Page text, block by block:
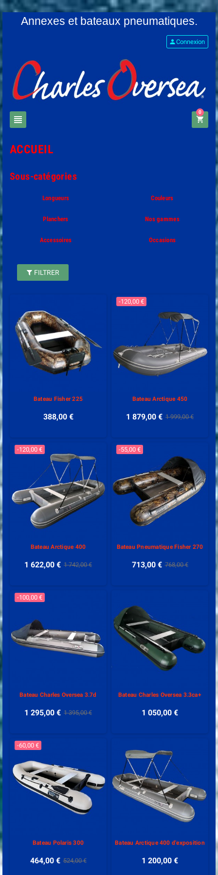
Annexes et bateaux pneumatiques.
view_headline
personConnexion
shopping_cart
0
ACCUEIL
Sous-catégories
Longueurs Couleurs
Planchers Nos gammes
Accessoires Occasions
FILTRER
Bateau Fisher 225
388,00 €
-120,00 €
Bateau Arctique 450
1 879,00 € 1 999,00 €
-120,00 €
Bateau Arctique 400
1 622,00 € 1 742,00 €
-55,00 €
Bateau Pneumatique Fisher 270
713,00 € 768,00 €
-100,00 €
Bateau Charles Oversea 3.7d
1 295,00 € 1 395,00 €
Bateau Charles Oversea 3.3ca+
1 050,00 €
-60,00 €
Bateau Polaris 300
464,00 € 524,00 €
Bateau Arctique 400 d'exposition
1 200,00 €